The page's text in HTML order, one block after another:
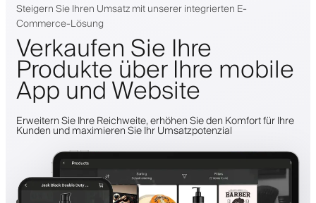
Steigern Sie Ihren Umsatz mit unserer integrierten E-
Commerce-Lösung
Verkaufen Sie Ihre
Produkte über Ihre mobile
App und Website
Erweitern Sie Ihre Reichweite, erhöhen Sie den Komfort für Ihre
Kunden und maximieren Sie Ihr Umsatzpotenzial